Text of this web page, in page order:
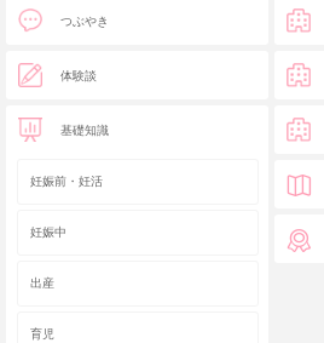
つぶやき
体験談
基礎知識
妊娠前・妊活
妊娠中
出産
育児